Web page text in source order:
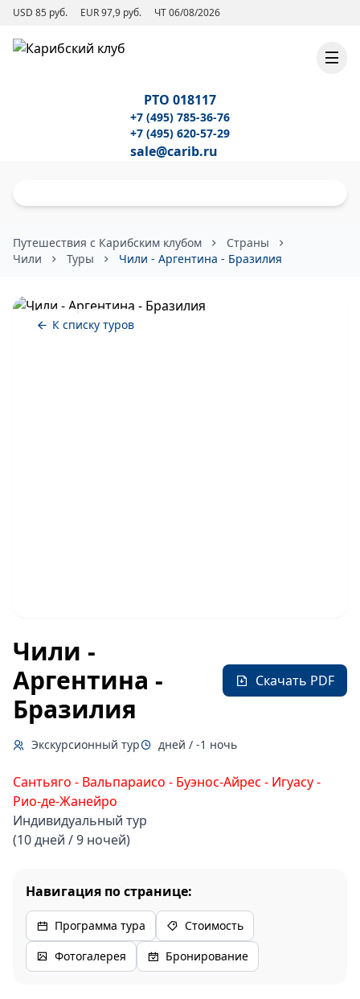
USD 85 руб. EUR 97,9 руб. ЧТ 06/08/2026
РТО 018117
+7 (495) 785-36-76
+7 (495) 620-57-29
sale@carib.ru
Путешествия с Карибским клубом
Страны
Чили
Туры Чили - Аргентина - Бразилия
К списку туров
Чили -
Аргентина -
Бразилия
Скачать PDF
Экскурсионный тур дней / -1 ночь
Сантьяго - Вальпараисо - Буэнос-Айрес - Игуасу -
Рио-де-Жанейро
Индивидуальный тур
(10 дней / 9 ночей)
Навигация по странице:
Программа тура
Стоимость
Фотогалерея
Бронирование